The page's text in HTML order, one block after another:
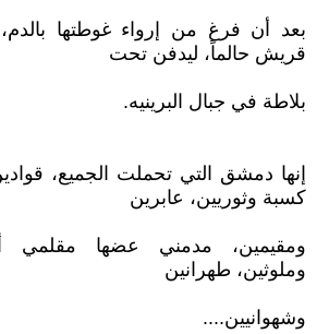
بعد أن فرغ من إرواء غوطتها
قريش حالماً، ليدفن تحت
بلاطة في جبال البرينيه.‏‏‏‏‏
إنها دمشق التي تحملت الجميع،
كسبة وثوريين، عابرين
ومقيمين، مدمني عضها مقلمي
وملوثين، طهرانين
وشهوانيين....